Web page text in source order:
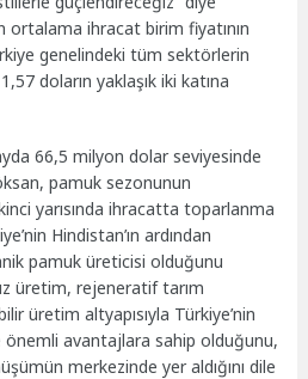
ortalama ihracat birim fiyatının
genelindeki tüm sektörlerin
doların yaklaşık iki katına
66,5 milyon dolar seviyesinde
pamuk sezonunun
yarısında ihracatta toparlanma
Hindistan’ın ardından
pamuk üreticisi olduğunu
üretim, rejeneratif tarım
üretim altyapısıyla Türkiye’nin
avantajlara sahip olduğunu,
merkezinde yer aldığını dile